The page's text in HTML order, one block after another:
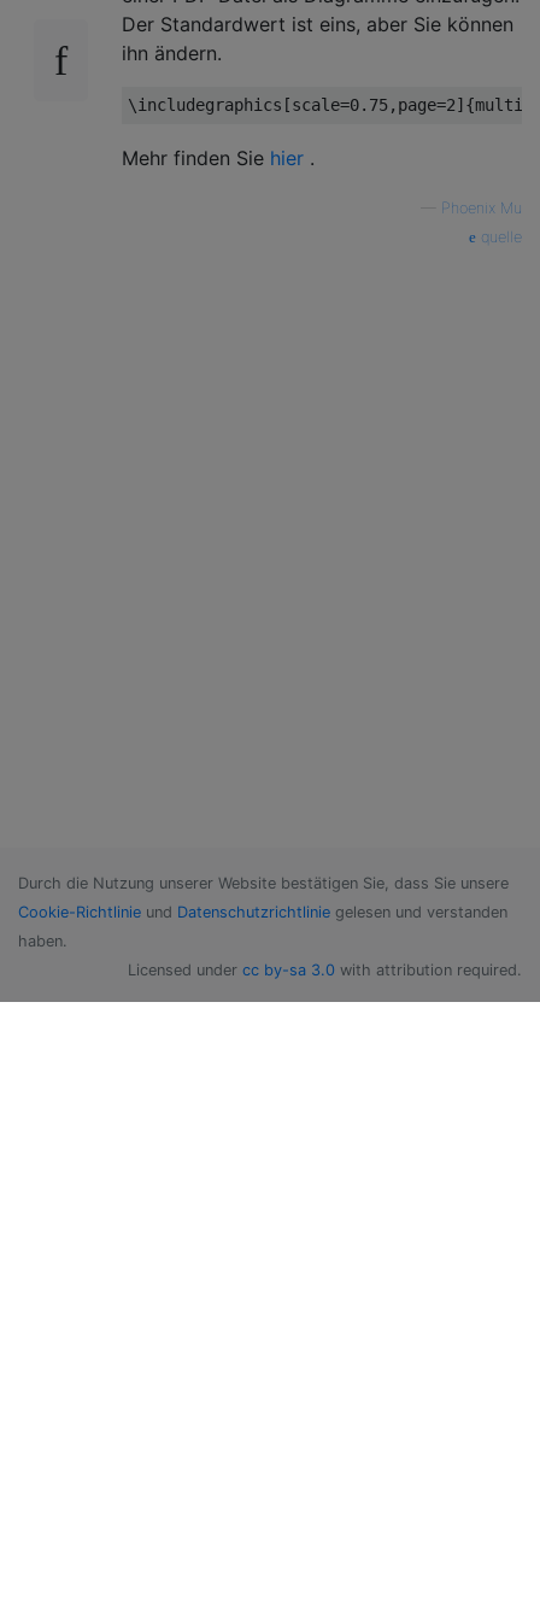
Der Standardwert ist eins, aber Sie können
ihn ändern.
\includegraphics [scale=0.75,page=2]{
Mehr finden Sie hier .
Phoenix Mu
quelle
Durch die Nutzung unserer Website bestätigen Sie, dass Sie unsere
Cookie-Richtlinie und Datenschutzrichtlinie gelesen und verstanden
haben.
Licensed under cc by-sa 3.0 with attribution required.